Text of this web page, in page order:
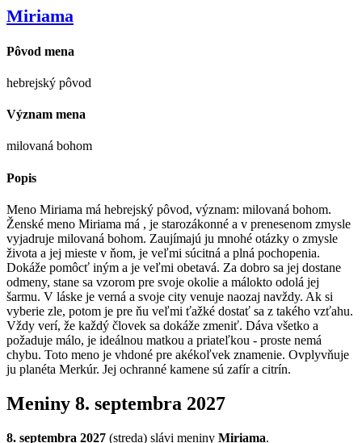
Miriama
Pôvod mena
hebrejský pôvod
Význam mena
milovaná bohom
Popis
Meno Miriama má hebrejský pôvod, význam: milovaná bohom.
Ženské meno Miriama má , je starozákonné a v prenesenom zmysle
vyjadruje milovaná bohom. Zaujímajú ju mnohé otázky o zmysle
života a jej mieste v ňom, je veľmi súcitná a plná pochopenia.
Dokáže pomôcť iným a je veľmi obetavá. Za dobro sa jej dostane
odmeny, stane sa vzorom pre svoje okolie a málokto odolá jej
šarmu. V láske je verná a svoje city venuje naozaj navždy. Ak si
vyberie zle, potom je pre ňu veľmi ťažké dostať sa z takého vzťahu.
Vždy verí, že každý človek sa dokáže zmeniť. Dáva všetko a
požaduje málo, je ideálnou matkou a priateľkou - proste nemá
chybu. Toto meno je vhdoné pre akékoľvek znamenie. Ovplyvňuje
ju planéta Merkúr. Jej ochranné kamene sú zafír a citrín.
Meniny 8. septembra 2027
8. septembra 2027 (streda) slávi meniny Miriama.